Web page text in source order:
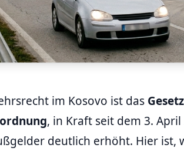
im Kosovo ist das
, in Kraft seit dem 3. April
deutlich erhöht. Hier ist,